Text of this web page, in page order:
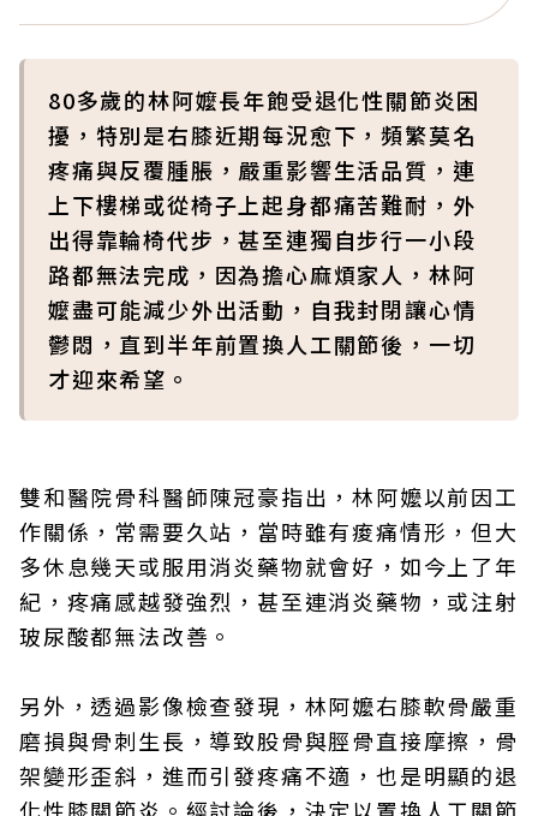
80多歲的林阿嬤長年飽受退化性關節炎困
擾，特別是右膝近期每況愈下，頻繁莫名
疼痛與反覆腫脹，嚴重影響生活品質，連
上下樓梯或從椅子上起身都痛苦難耐，外
出得靠輪椅代步，甚至連獨自步行一小段
路都無法完成，因為擔心麻煩家人，林阿
嬤盡可能減少外出活動，自我封閉讓心情
鬱悶，直到半年前置換人工關節後，一切
才迎來希望。
雙和醫院骨科醫師陳冠豪指出，林阿嬤以前因工
作關係，常需要久站，當時雖有痠痛情形，但大
多休息幾天或服用消炎藥物就會好，如今上了年
紀，疼痛感越發強烈，甚至連消炎藥物，或注射
玻尿酸都無法改善。
另外，透過影像檢查發現，林阿嬤右膝軟骨嚴重
磨損與骨刺生長，導致股骨與脛骨直接摩擦，骨
架變形歪斜，進而引發疼痛不適，也是明顯的退